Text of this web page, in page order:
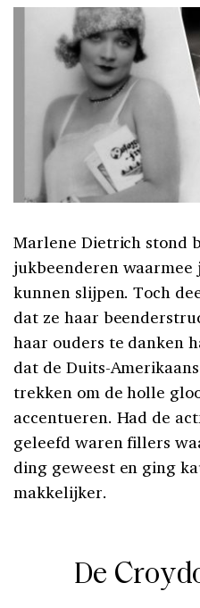
Marlene Dietrich stond
jukbeenderen waarmee
kunnen slijpen. Toch
dat ze haar
haar ouders te danken
dat de Duits-
trekken om de holle
accentueren. Had de
geleefd waren fillers
ding geweest en ging
makkelijker.
De